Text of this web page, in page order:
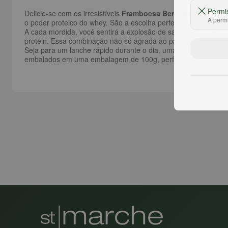
Delicie-se com os irresistíveis Framboesa Berry Bites
o poder proteico do whey. São a escolha perfeita para quem
A cada mordida, você sentirá a explosão de sabores dos
protein. Essa combinação não só agrada ao paladar, mas
Seja para um lanche rápido durante o dia, uma sobremesa
embalados em uma embalagem de 100g, perfeita para levar
A